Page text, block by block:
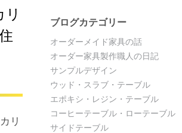
リ
ブログカテゴリー
オーダーメイド家具の話
オーダー家具製作職人の日記
サンプルデザイン
ウッド・スラブ・テーブル
エポキシ・レジン・テーブル
コーヒーテーブル・ローテーブル
サイドテーブル